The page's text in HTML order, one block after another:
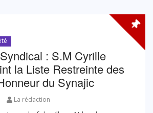
: S.M Cyrille
la Liste Restreinte des
du Synajic
La rédaction